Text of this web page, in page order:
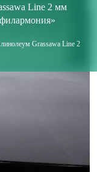
Line 2 мм
Grassawa Line 2